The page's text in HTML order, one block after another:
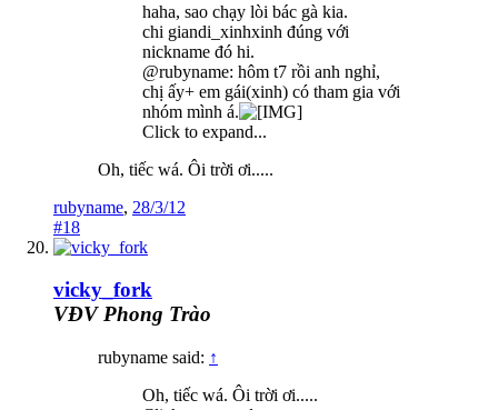
haha, sao chạy lòi bác gà kia.
chi giandi_xinhxinh đúng với
nickname đó hi.
@rubyname: hôm t7 rồi anh nghỉ,
chị ấy+ em gái(xinh) có tham gia với
nhóm mình á.
Click to expand...
Oh, tiếc wá. Ôi trời ơi.....
rubyname, 28/3/12
#18
vicky_fork
VĐV Phong Trào
rubyname said: ↑
Oh, tiếc wá. Ôi trời ơi.....